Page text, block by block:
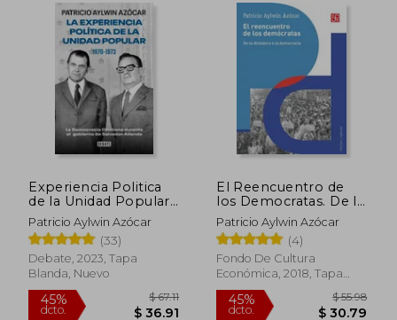
Experiencia Politica
de la Unidad Popular
1970-1973
Patricio Aylwin Azócar
(33)
Debate, 2023, Tapa
Blanda, Nuevo
El Reencuentro de
los Democratas. De la
Dictadura a la
Democracia
Patricio Aylwin Azócar
(4)
Fondo De Cultura
Económica, 2018, Tapa
Blanda, Nuevo